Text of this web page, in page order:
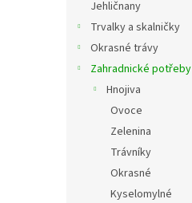
Jehličnany
Trvalky a skalničky
Okrasné trávy
Zahradnické potřeby
Hnojiva
Ovoce
Zelenina
Trávníky
Okrasné
Kyselomylné